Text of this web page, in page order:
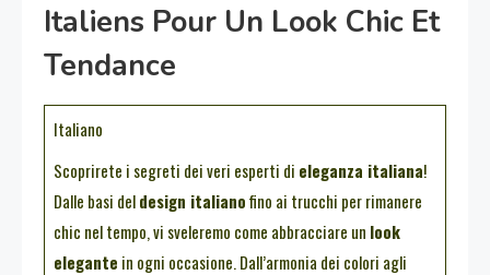
Italiens Pour Un Look Chic Et
Tendance
Italiano
Scoprirete i segreti dei veri esperti di eleganza italiana!
Dalle basi deldesign italianofino ai trucchi per rimanere
chic nel tempo, vi sveleremo come abbracciare un look
elegante in ogni occasione. Dall’armonia dei colori agli